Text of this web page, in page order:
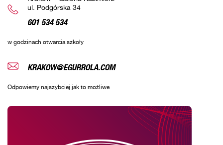
ul. Podgórska 34
601 534 534
w godzinach otwarcia szkoły
KRAKOW@EGURROLA.COM
Odpowiemy najszybciej jak to możliwe